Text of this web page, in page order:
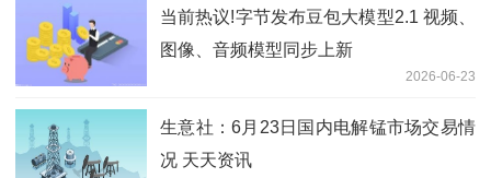
当前热议!字节发布豆包大模型2.1 视频、
图像、音频模型同步上新
2026-06-23
生意社：6月23日国内电解锰市场交易情
况 天天资讯